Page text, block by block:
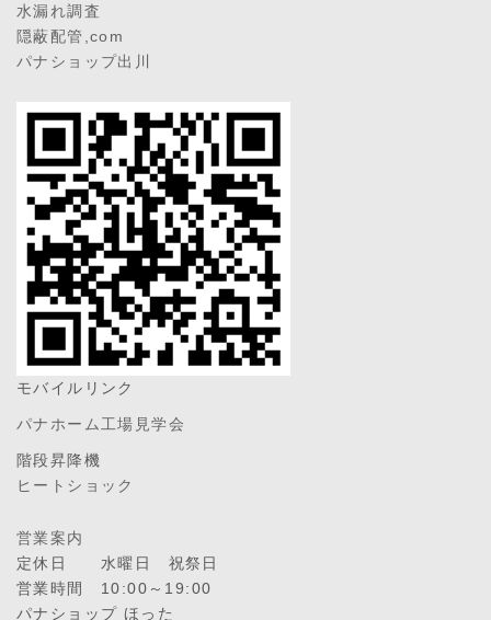
水漏れ調査
隠蔽配管,com
パナショップ出川
モバイルリンク
パナホーム工場見学会
階段昇降機
ヒートショック
営業案内
定休日 水曜日 祝祭日
営業時間 10:00～19:00
パナショップ ほった